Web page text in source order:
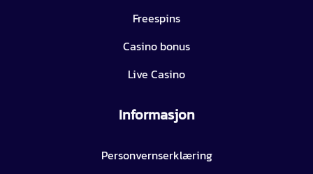
Freespins
Casino bonus
Live Casino
Informasjon
Personvernserklæring